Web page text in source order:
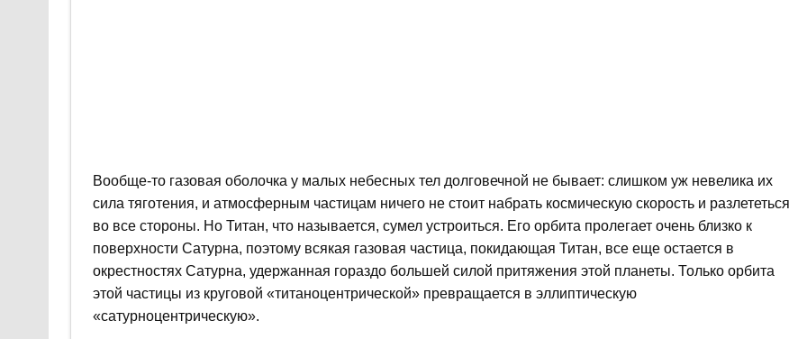
Вообще-то газовая оболочка у малых небесных тел долговечной не бывает: слишком уж невелика их
сила тяготения, и атмосферным частицам ничего не стоит набрать космическую скорость и разлететься
во все стороны. Но Титан, что называется, сумел устроиться. Его орбита пролегает очень близко к
поверхности Сатурна, поэтому всякая газовая частица, покидающая Титан, все еще остается в
окрестностях Сатурна, удержанная гораздо большей силой притяжения этой планеты. Только орбита
этой частицы из круговой «титаноцентрической» превращается в эллиптическую
«сатурноцентрическую».